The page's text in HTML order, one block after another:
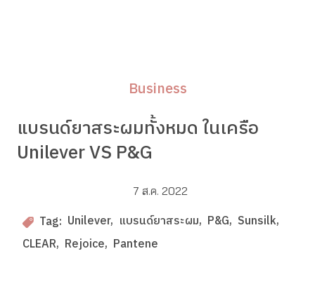
Business
แบรนด์ยาสระผมทั้งหมด ในเครือ
Unilever VS P&G
7 ส.ค. 2022
Tag: Unilever แบรนด์ยาสระผม P&G Sunsilk
CLEAR Rejoice Pantene